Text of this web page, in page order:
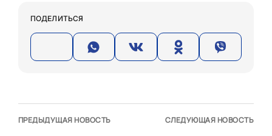
ПОДЕЛИТЬСЯ
ПРЕДЫДУЩАЯ НОВОСТЬ СЛЕДУЮЩАЯ НОВОСТЬ